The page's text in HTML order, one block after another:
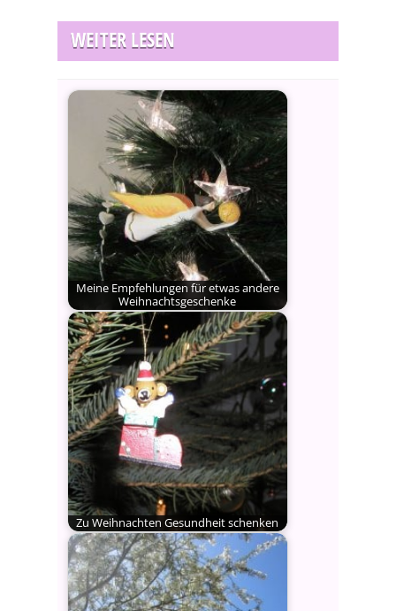
WEITER LESEN
Meine Empfehlungen für etwas andere
Weihnachtsgeschenke
Wie in jedem Jahr möchte ich Ihnen
auch in diesem…
Zu Weihnachten Gesundheit schenken
Was steht in Deutschland auf der
Wunschliste ganz oben?
Gesundheit!…